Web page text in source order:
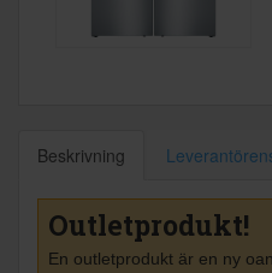
Beskrivning
Outletprodukt!
En outletprodukt är en ny